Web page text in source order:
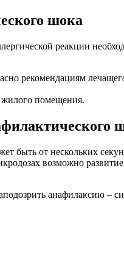
шока
реакции
рекомендациям
помещения.
быть от нескольких
возможно
анафилаксию –